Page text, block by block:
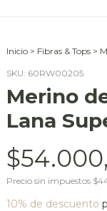
Inicio > Fibras & Tops >
SKU: 60RW00205
Merino
Lana
Precio sin impuestos
10% de descuento